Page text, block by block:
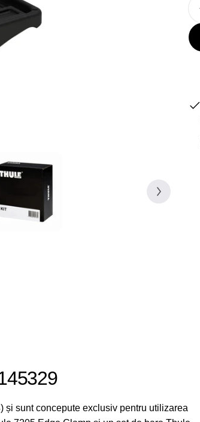
și sunt concepute exclusiv pentru utilizarea